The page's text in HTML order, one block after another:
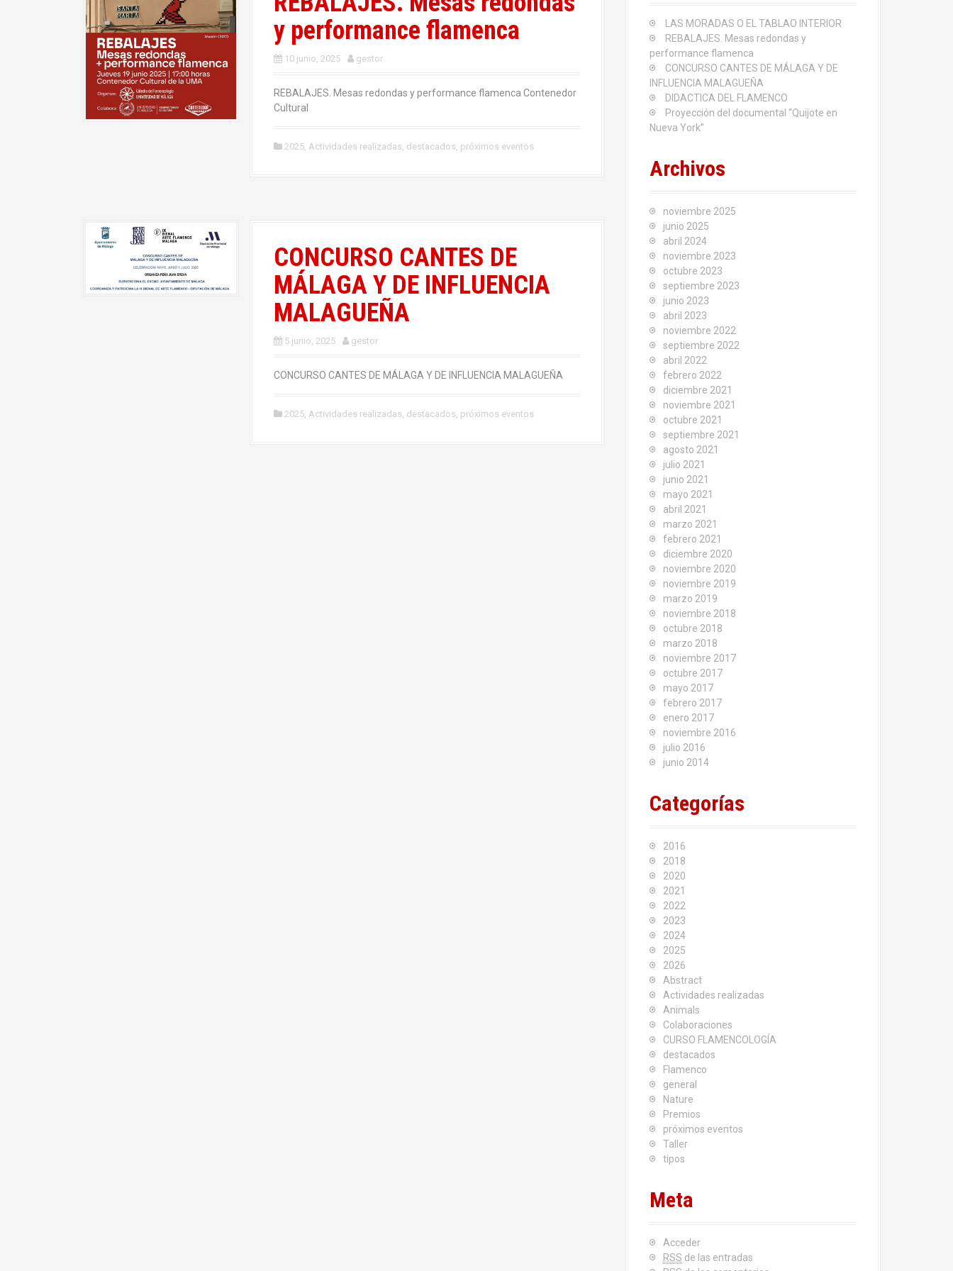
y performance flamenca
10 junio, 2025 gestor
REBALAJES. Mesas redondas y performance flamenca Contenedor
Cultural
2025, Actividades realizadas, destacados, próximos eventos
CONCURSO CANTES DE
MÁLAGA Y DE INFLUENCIA
MALAGUEÑA
5 junio, 2025 gestor
CONCURSO CANTES DE MÁLAGA Y DE INFLUENCIA MALAGUEÑA
2025, Actividades realizadas, destacados, próximos eventos
LAS MORADAS O EL TABLAO INTERIOR
REBALAJES. Mesas redondas y
performance flamenca
CONCURSO CANTES DE MÁLAGA Y DE
INFLUENCIA MALAGUEÑA
DIDACTICA DEL FLAMENCO
Proyección del documental “Quijote en
Nueva York”
Archivos
noviembre 2025
junio 2025
abril 2024
noviembre 2023
octubre 2023
septiembre 2023
junio 2023
abril 2023
noviembre 2022
septiembre 2022
abril 2022
febrero 2022
diciembre 2021
noviembre 2021
octubre 2021
septiembre 2021
agosto 2021
julio 2021
junio 2021
mayo 2021
abril 2021
marzo 2021
febrero 2021
diciembre 2020
noviembre 2020
noviembre 2019
marzo 2019
noviembre 2018
octubre 2018
marzo 2018
noviembre 2017
octubre 2017
mayo 2017
febrero 2017
enero 2017
noviembre 2016
julio 2016
junio 2014
Categorías
2016
2018
2020
2021
2022
2023
2024
2025
2026
Abstract
Actividades realizadas
Animals
Colaboraciones
CURSO FLAMENCOLOGÍA
destacados
Flamenco
general
Nature
Premios
próximos eventos
Taller
tipos
Meta
Acceder
RSS de las entradas